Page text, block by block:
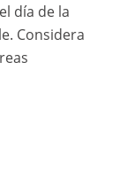
día de la
Considera